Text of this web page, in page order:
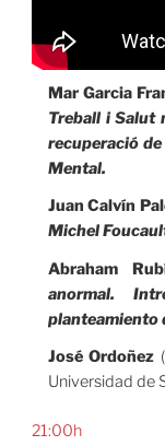
Mar Garcia
Treball i Salut
recuperació
Mental.
Juan Calvín
Michel
Abraham
anormal.
planteamiento
José Ordoñez
Universidad de
21:00h